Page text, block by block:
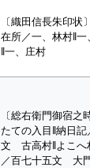
〔織田信長朱印状
在所／一、林村‖
‖一、庄村
〔総右衛門御宿之
たての入目‖納日記
文 古高村‖よこへ
／百七十五文 大